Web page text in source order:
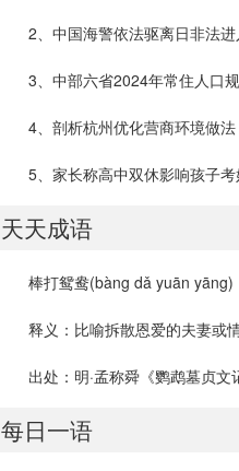
2、中国海警依法驱离日非法
3、中部六省2024年常住人口
4、剖析杭州优化营商环境做
5、家长称高中双休影响孩子
天天成语
棒打鸳鸯(bàng dǎ yuān yāng)
释义：比喻拆散恩爱的夫妻或情
出处：明·孟称舜《鹦鹉墓贞
每日一语